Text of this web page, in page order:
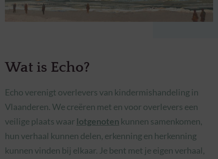
Wat is Echo?
Echo verenigt overlevers van kindermishandeling in
Vlaanderen. We creëren met en voor overlevers een
veilige plaats waarlotgenoten kunnen samenkomen,
hun verhaal kunnen delen, erkenning en herkenning
kunnen vinden bij elkaar. Je bent met je eigen verhaal,